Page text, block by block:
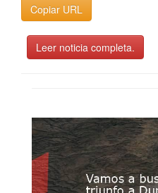
Copiar URL
Leer noticia completa.